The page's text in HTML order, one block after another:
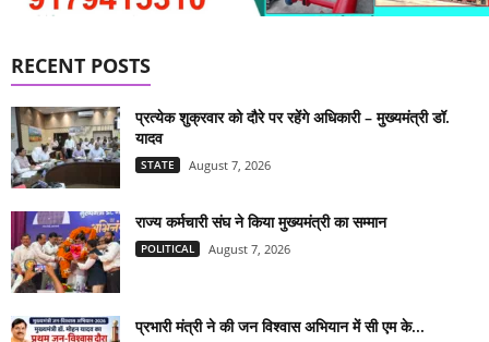
RECENT POSTS
प्रत्येक शुक्रवार को दौरे पर रहेंगे अधिकारी – मुख्यमंत्री डॉ.
यादव
STATE August 7, 2026
राज्य कर्मचारी संघ ने किया मुख्यमंत्री का सम्मान
POLITICAL August 7, 2026
प्रभारी मंत्री ने की जन विश्वास अभियान में सी एम के...